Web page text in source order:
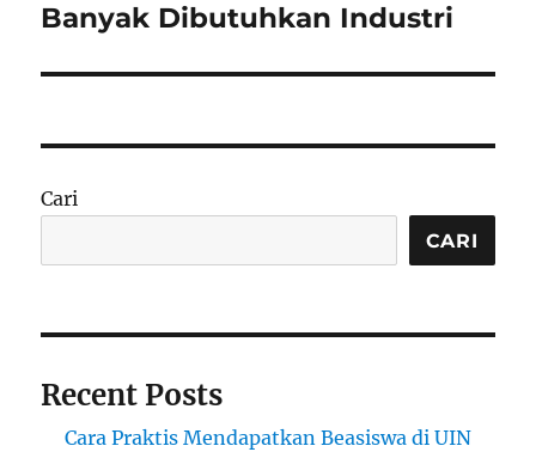
Banyak Dibutuhkan Industri
Cari
CARI
Recent Posts
Cara Praktis Mendapatkan Beasiswa di UIN